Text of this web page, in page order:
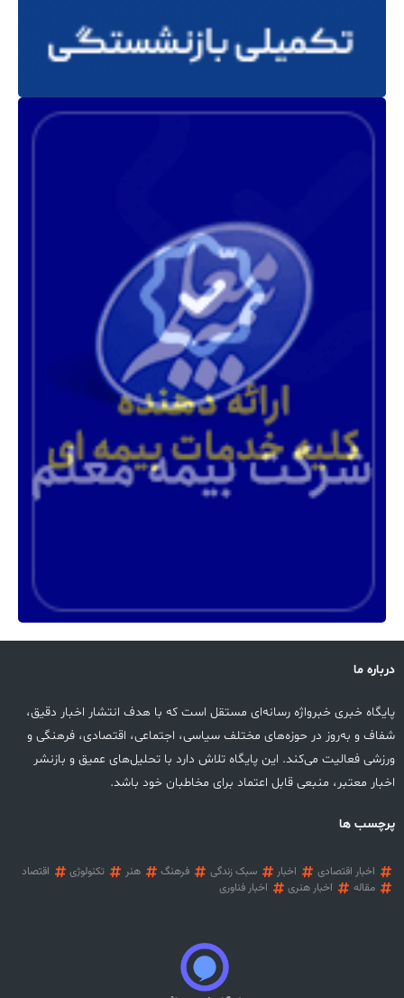
درباره ما
پایگاه خبری خبرواژه رسانه‌ای مستقل است که با هدف انتشار اخبار دقیق،
شفاف و به‌روز در حوزه‌های مختلف سیاسی، اجتماعی، اقتصادی، فرهنگی و
ورزشی فعالیت می‌کند. این پایگاه تلاش دارد با تحلیل‌های عمیق و بازنشر
اخبار معتبر، منبعی قابل اعتماد برای مخاطبان خود باشد.
پرچسب ها
اخبار اقتصادی اخبار سبک زندگی فرهنگ هنر تکنولوژی
اقتصاد
مقاله
اخبار هنری اخبار فناوری